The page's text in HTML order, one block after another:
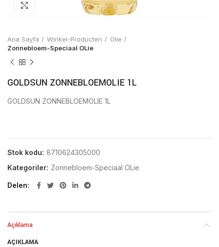
Click to enlarge
Ana Sayfa Winkel-Producten
Olie
Zonnebloem-Speciaal OLie
GOLDSUN ZONNEBLOEMOLIE 1L
GOLDSUN ZONNEBLOEMOLIE 1L
Stok kodu: 8710624305000
Kategoriler: Zonnebloem-Speciaal OLie
Delen
Açıklama
AÇIKLAMA